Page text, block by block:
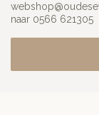
naar 0566 621305